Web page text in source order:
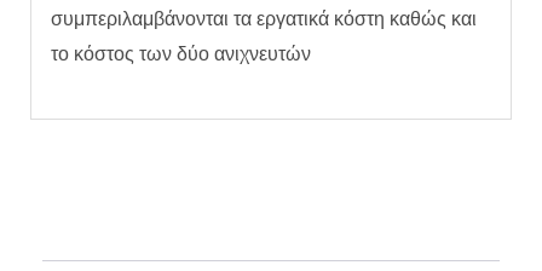
συμπεριλαμβάνονται τα εργατικά κόστη καθώς και
το κόστος των δύο ανιχνευτών